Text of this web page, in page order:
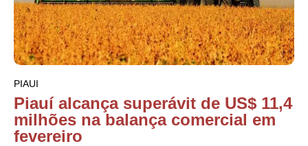
PIAUI
Piauí alcança superávit de US$ 11,4
milhões na balança comercial em
fevereiro